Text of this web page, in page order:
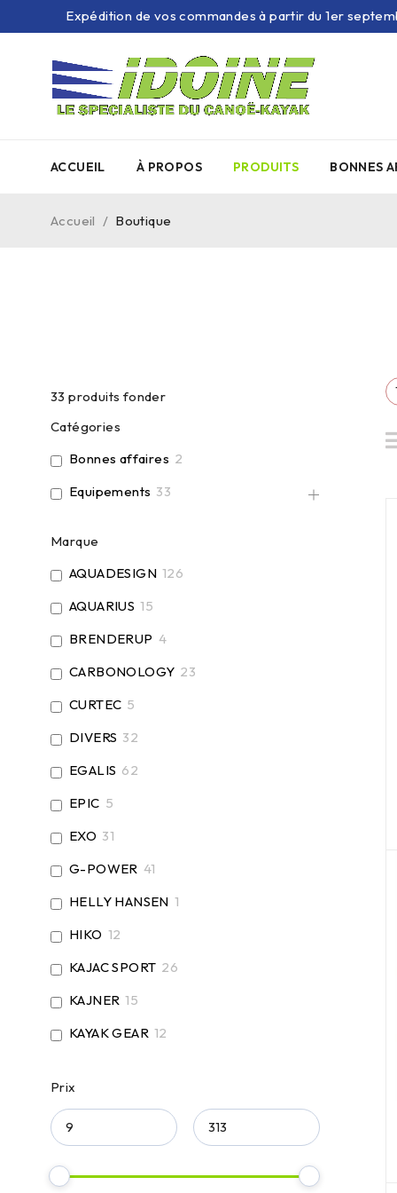
Expédition de vos commandes à partir du 1er
ACCUEIL À PROPOS PRODUITS BONNES
Accueil / Boutique
33 produits fonder
Catégories
Bonnes affaires 2
Equipements 33
Marque
AQUADESIGN 126
AQUARIUS 15
BRENDERUP 4
CARBONOLOGY 23
CURTEC 5
DIVERS 32
EGALIS 62
EPIC 5
EXO 31
G-POWER 41
HELLY HANSEN 1
HIKO 12
KAJAC SPORT 26
KAJNER 15
KAYAK GEAR 12
NRS
Prix